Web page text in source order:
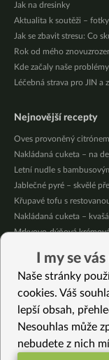
Jak na dresinky
Aktualita k soutěži –
Jak se zbavit stresu: Co
Rok od mého
Kde začaly naše problémy
Léčebná strava pro JIN a
Nejnovější recepty
Oves provoněný
Nakládaná cuketa – na
Letní nudle s
Jablečné pyré – skvělé
Křupavé tofu s
Nakládaná cuketa –
Mrkvovo-dýňová
Osvěžující čaj s
Nepečený jablečný dort s
Vybrané recepty
Japonská polévka Ramen
Pečené křupky z cizrny
I my se
Naše stránky
cookies. Váš
lepší obsah,
Nesouhlas může
nebudete z nich